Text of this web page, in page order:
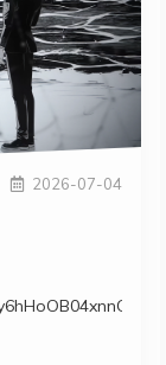
2026-07-04